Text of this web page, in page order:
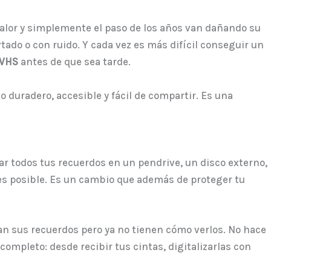
y simplemente el paso de los años van dañando su
o con ruido. Y cada vez es más difícil conseguir un
antes de que sea tarde.
duradero, accesible y fácil de compartir. Es una
todos tus recuerdos en un pendrive, un disco externo,
posible. Es un cambio que además de proteger tu
sus recuerdos pero ya no tienen cómo verlos. No hace
desde recibir tus cintas, digitalizarlas con